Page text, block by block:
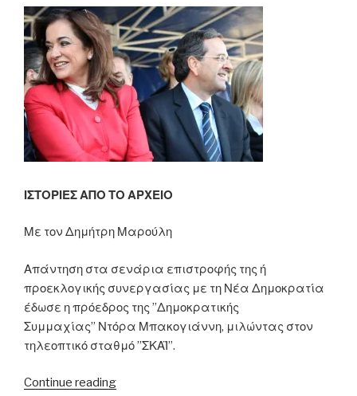
Νοσοκομεία
να
ελέγξουμε
τις
δαπάνες,
είναι
ιλιγγιώδεις
οι
δαπάνες
Νοσοκομείων»”
ΙΣΤΟΡΙΕΣ ΑΠΟ ΤΟ ΑΡΧΕΙΟ
Με τον Δημήτρη Μαρούλη
Απάντηση στα σενάρια επιστροφής της ή
προεκλογικής συνεργασίας με τη Νέα Δημοκρατία
έδωσε η πρόεδρος της ”Δημοκρατικής
Συμμαχίας” Ντόρα Μπακογιάννη, μιλώντας στον
τηλεοπτικό σταθμό ”ΣΚΑΪ”.
Continue reading“01.04.2012